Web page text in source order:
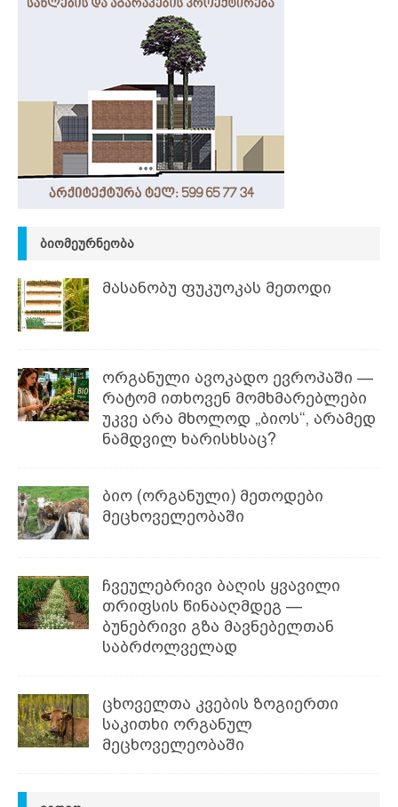
ᲑᲘᲝᲛᲔᲣᲠᲜᲔᲝᲑᲐ
მასანობუ ფუკუოკას მეთოდი
ორგანული ავოკადო ევროპაში —
რატომ ითხოვენ მომხმარებლები
უკვე არა მხოლოდ „ბიოს“, არამედ
ნამდვილ ხარისხსაც?
ბიო (ორგანული) მეთოდები
მეცხოველეობაში
ჩვეულებრივი ბაღის ყვავილი
თრიფსის წინააღმდეგ —
ბუნებრივი გზა მავნებელთან
საბრძოლველად
ცხოველთა კვების ზოგიერთი
საკითხი ორგანულ
მეცხოველეობაში